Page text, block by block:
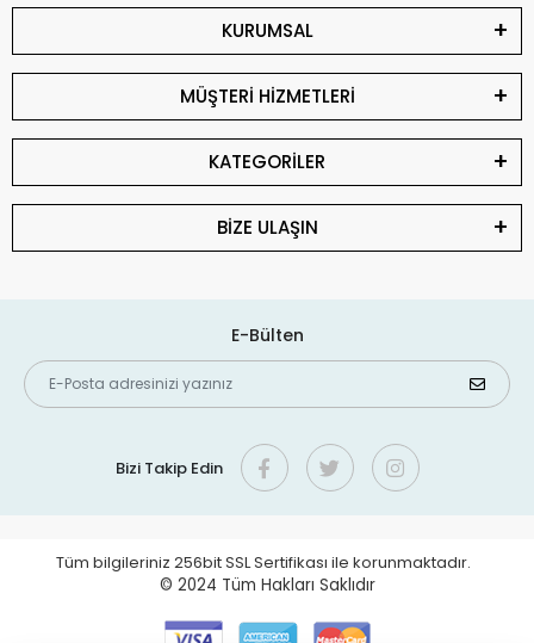
KURUMSAL
MÜŞTERİ HİZMETLERİ
KATEGORİLER
BİZE ULAŞIN
E-Bülten
Bizi Takip Edin
Tüm bilgileriniz 256bit SSL Sertifikası ile korunmaktadır.
© 2024 Tüm Hakları Saklıdır